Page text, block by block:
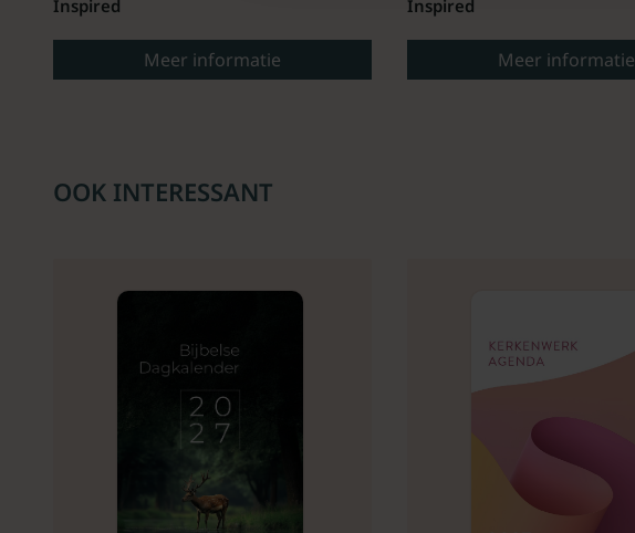
Inspired
Meer informatie
Inspired
Meer informatie
OOK INTERESSANT